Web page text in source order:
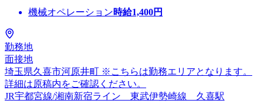
機械オペレーション時給1,400円
勤務地
面接地
埼玉県久喜市河原井町 ※こちらは勤務エリアとなります。
詳細は原稿内をご確認ください。
JR宇都宮線/湘南新宿ライン 東武伊勢崎線 久喜駅